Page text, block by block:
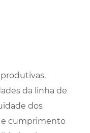
da linha de
dos
e cumprimento